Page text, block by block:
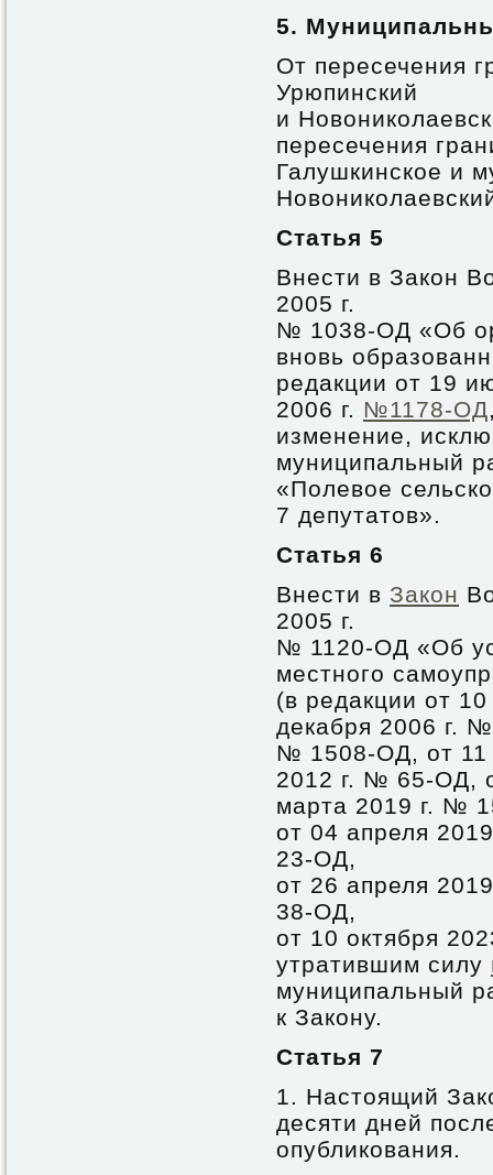
5.
От пересечения
Урюпинский
и
пересечения
Галушкинское и
Статья 5
Внести в Закон
2005 г.
№ 1038-ОД «Об
вновь
редакции от 19
2006 г. №1178-ОД
изменение,
муниципальный
«Полевое
7 депутатов».
Статья 6
Внести в Закон
2005 г.
№ 1120-ОД «Об
местного
(в редакции от
декабря 2006 г.
№ 1508-ОД, от
2012 г. № 65-ОД,
марта 2019 г. №
от 04 апреля
23-ОД,
от 26 апреля
38-ОД,
от 10 октября
утратившим силу
муниципальный
к Закону.
Статья 7
1. Настоящий
десяти дней
опубликования.